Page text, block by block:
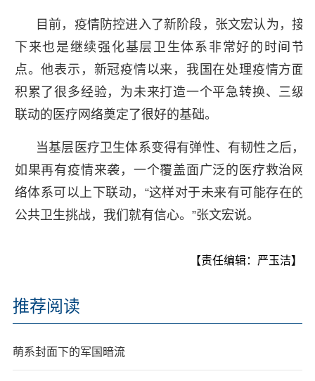
目前，疫情防控进入了新阶段，张文宏认为，接
下来也是继续强化基层卫生体系非常好的时间节
点。他表示，新冠疫情以来，我国在处理疫情方面
积累了很多经验，为未来打造一个平急转换、三级
联动的医疗网络奠定了很好的基础。
当基层医疗卫生体系变得有弹性、有韧性之后，
如果再有疫情来袭，一个覆盖面广泛的医疗救治网
络体系可以上下联动，“这样对于未来有可能存在的
公共卫生挑战，我们就有信心。”张文宏说。
【责任编辑：严玉洁】
推荐阅读
萌系封面下的军国暗流